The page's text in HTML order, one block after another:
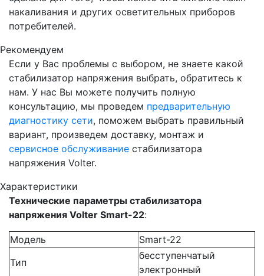
накаливания и других осветительных приборов
потребителей.
Рекомендуем
Если у Вас проблемы с выбором, не знаете какой
стабилизатор напряжения выбрать, обратитесь к
нам. У нас Вы можете получить полную
консультацию, мы проведем предварительную
диагностику сети, поможем выбрать правильный
вариант, произведем доставку, монтаж и
сервисное обслуживание стабилизатора
напряжения Volter.
Характеристики
Технические параметры стабилизатора
напряжения Volter Smart-22:
Модель
Smart-22
Тип
бесступенчатый
электронный